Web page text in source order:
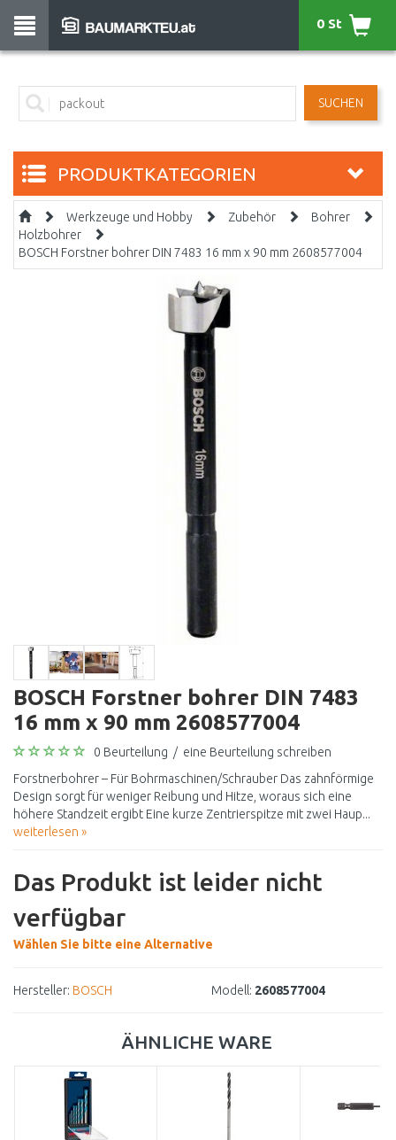
SUCHEN
0 St
PRODUKTKATEGORIEN
Werkzeuge und Hobby Zubehör
Bohrer
Holzbohrer
BOSCH Forstner bohrer DIN 7483 16 mm x 90 mm 2608577004
BOSCH Forstner bohrer DIN 7483
16 mm x 90 mm 2608577004
0 Beurteilung / eine Beurteilung schreiben
Forstnerbohrer – Für Bohrmaschinen/Schrauber Das zahnförmige
Design sorgt für weniger Reibung und Hitze, woraus sich eine
höhere Standzeit ergibt Eine kurze Zentrierspitze mit zwei Haup...
weiterlesen »
Das Produkt ist leider nicht
verfügbar
Wählen Sie bitte eine Alternative
Hersteller: BOSCH Modell: 2608577004
ÄHNLICHE WARE